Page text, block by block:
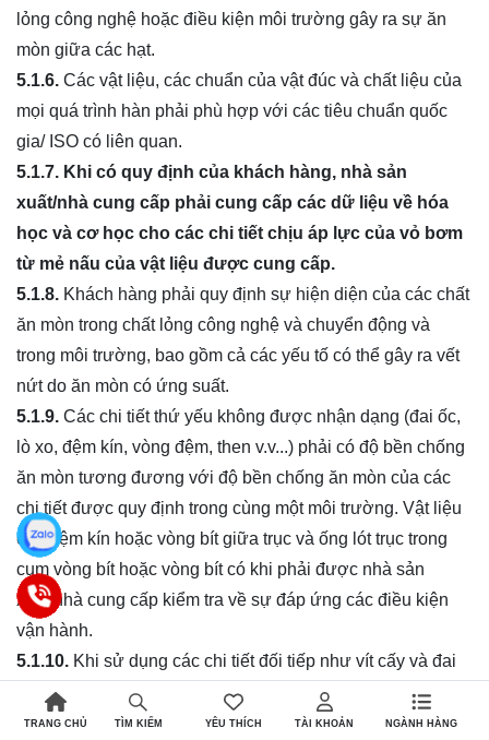
lỏng công nghệ hoặc điều kiện môi trường gây ra sự ăn
mòn giữa các hạt.
5.1.6. Các vật liệu, các chuẩn của vật đúc và chất liệu của
mọi quá trình hàn phải phù hợp với các tiêu chuẩn quốc
gia/ ISO có liên quan.
5.1.7. Khi có quy định của khách hàng, nhà sản
xuất/nhà cung cấp phải cung cấp các dữ liệu về hóa
học và cơhọc cho các chi tiết chịu áp lực của vỏ bơm
từ mẻ nấu của vật liệu được cung cấp.
5.1.8. Khách hàng phải quy định sự hiện diện của các chất
ăn mòn trong chất lỏng công nghệ và chuyển động và
trong môi trường, bao gồm cả các yếu tố có thể gây ra vết
nứt do ăn mòn có ứng suất.
5.1.9. Các chi tiết thứ yếu không được nhận dạng (đai ốc,
lò xo, đệm kín, vòng đệm, then v.v...) phải có độ bền chống
ăn mòn tương đương với độ bền chống ăn mòn của các
chi tiết được quy định trong cùng một môi trường. Vật liệu
của đệm kín hoặc vòng bít giữa trục và ống lót trục trong
cụm vòng bít hoặc vòng bít có khi phải được nhà sản
xuất/nhà cung cấp kiểm tra về sự đáp ứng các điều kiện
vận hành.
5.1.10. Khi sử dụng các chi tiết đối tiếp như vít cấy và đai
ốc được chế tạo từ thép không gỉ hoặc các vật liệu có xu
hướng bị mài mòn do ma sát thì chúng phải được bôi trơn
TRANG CHỦ TÌM KIẾM YÊU THÍCH TÀI KHOẢN NGÀNH HÀNG